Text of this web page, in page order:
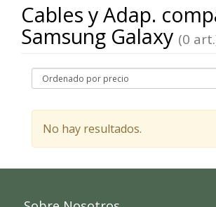
Cables y Adap.
Samsung Galaxy (0
No hay resultados.